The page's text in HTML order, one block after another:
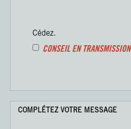
Cédez.
CONSEIL EN TRANSMISSION